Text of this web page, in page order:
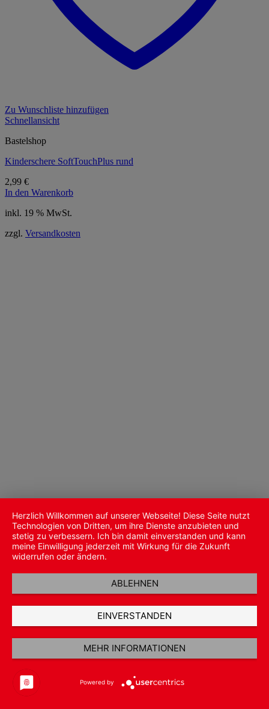
Zu Wunschliste hinzufügen
Schnellansicht
Bastelshop
Kinderschere SoftTouchPlus rund
2,99 €
In den Warenkorb
inkl. 19 % MwSt.
zzgl. Versandkosten
Herzlich Willkommen auf unserer Webseite! Diese Seite nutzt
Technologien von Dritten, um ihre Dienste anzubieten und
stetig zu verbessern. Ich bin damit einverstanden und kann
meine Einwilligung jederzeit mit Wirkung für die Zukunft
widerrufen oder ändern.
ABLEHNEN
EINVERSTANDEN
MEHR INFORMATIONEN
Powered by